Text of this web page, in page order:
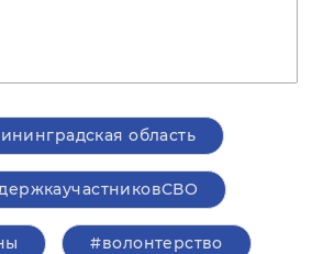
область
#волонтерство